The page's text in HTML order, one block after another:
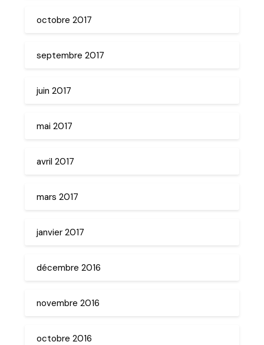
octobre 2017
septembre 2017
juin 2017
mai 2017
avril 2017
mars 2017
janvier 2017
décembre 2016
novembre 2016
octobre 2016